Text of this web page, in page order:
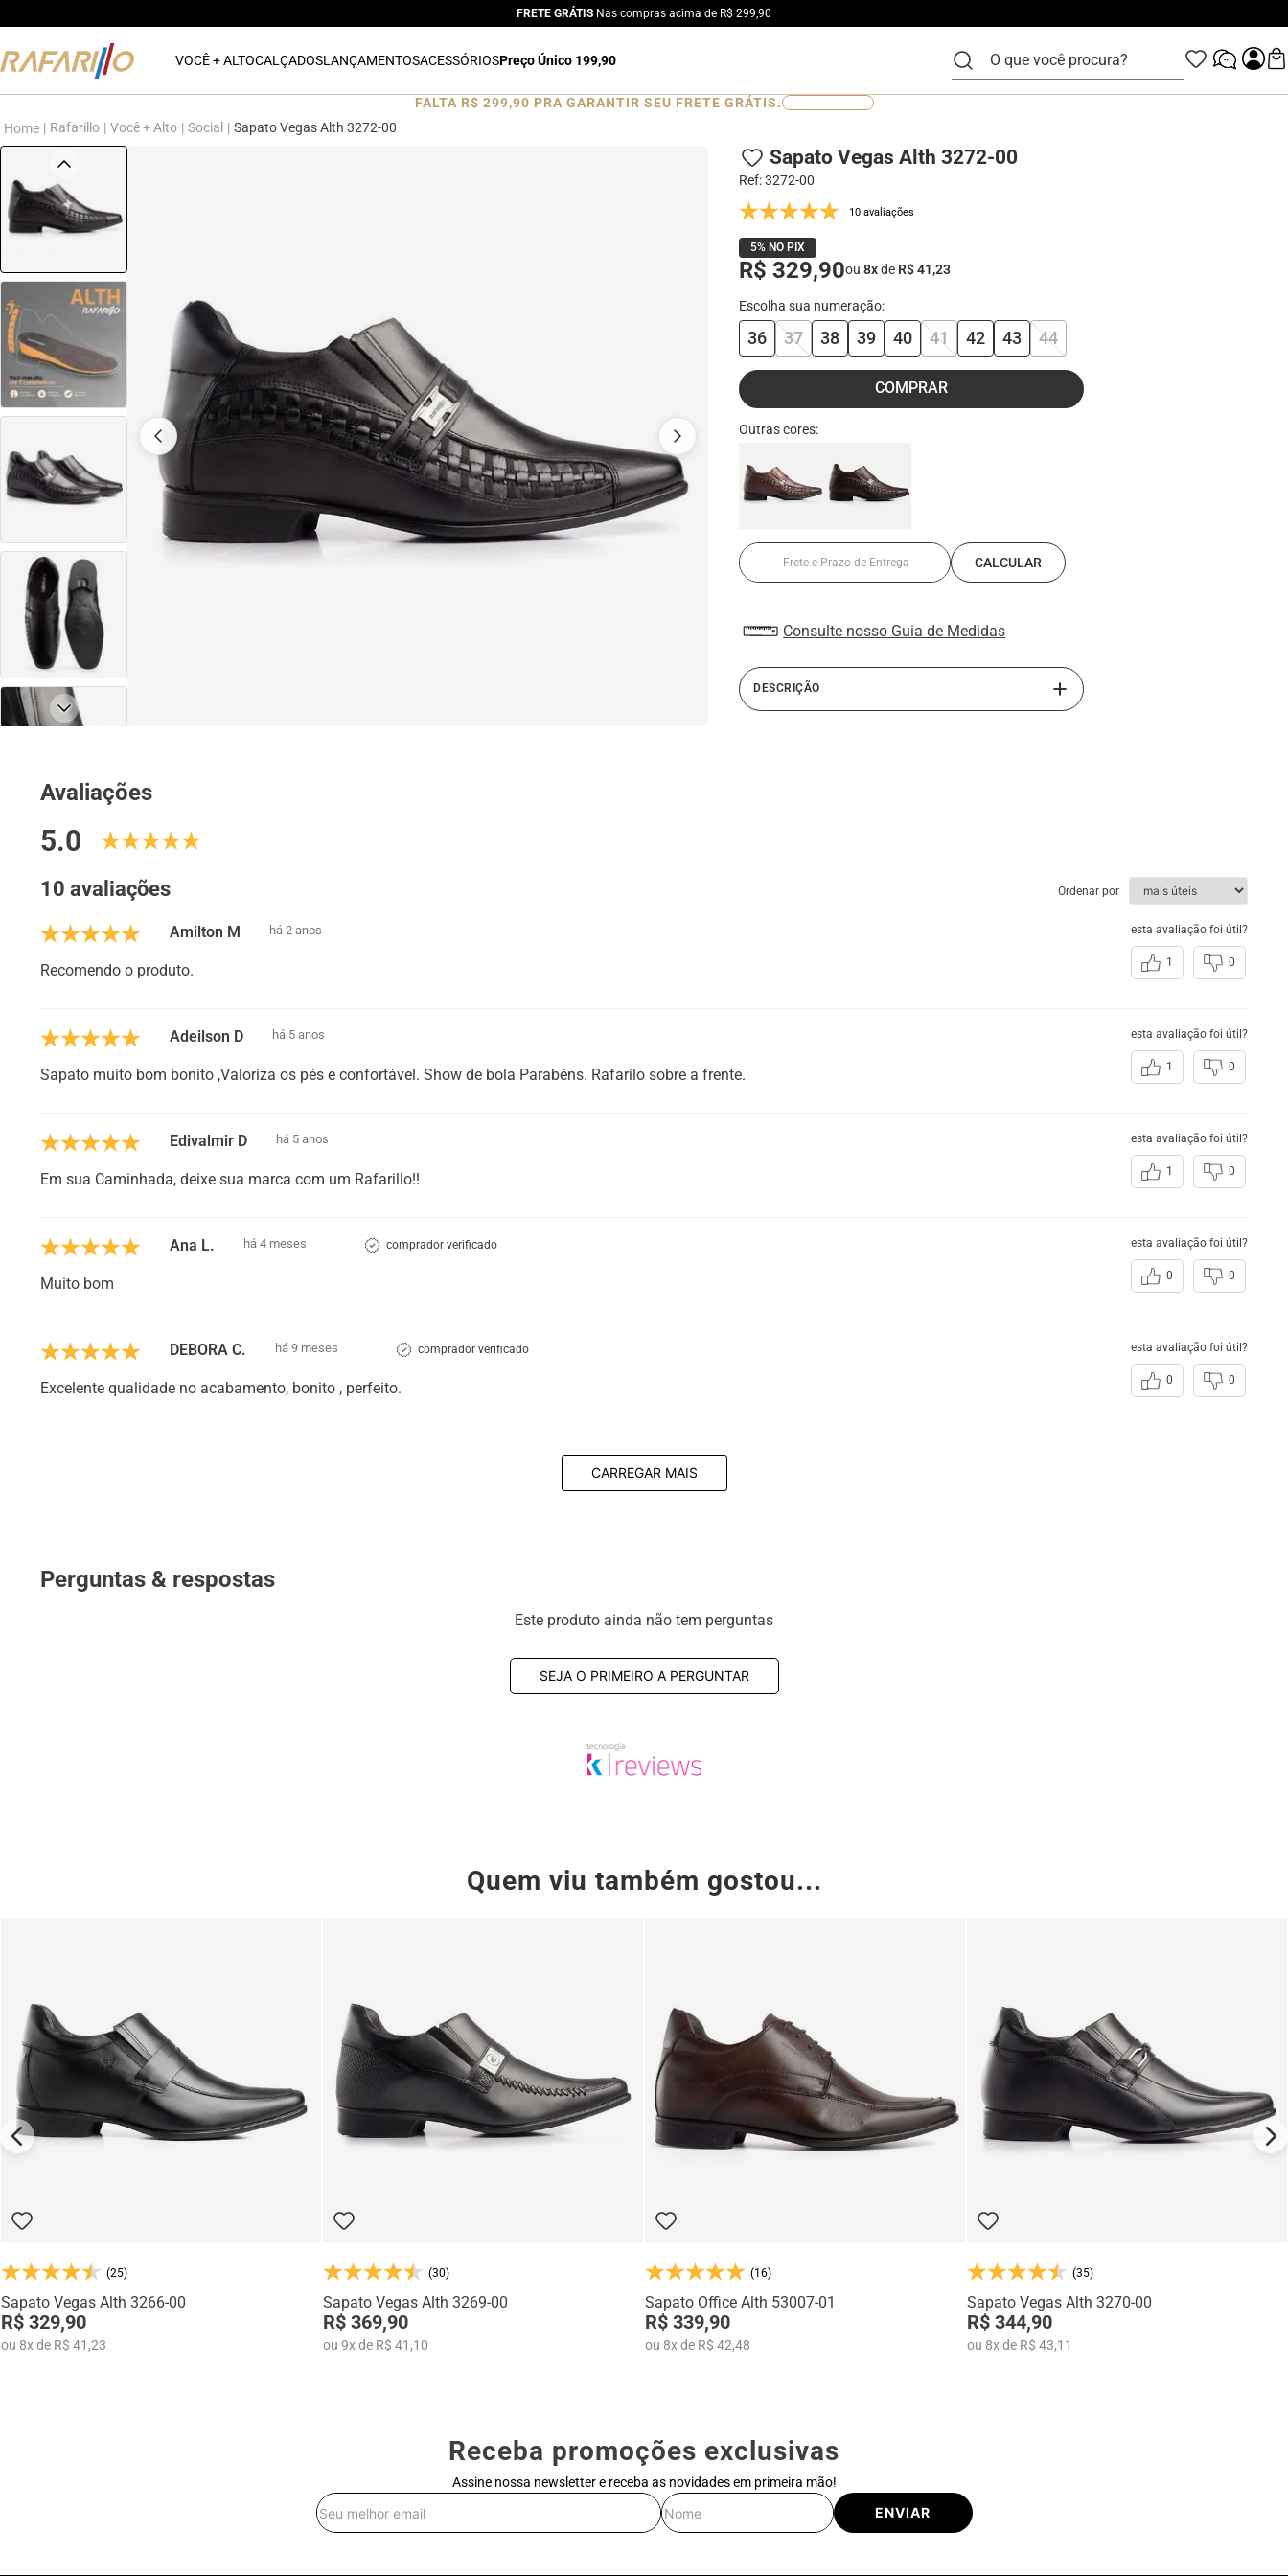
FRETE GRÁTIS Nas compras acima de R$ 299,90
VOCÊ + ALTOCALÇADOSLANÇAMENTOSACESSÓRIOSPreço Único 199,90
O que você procura?
FALTA R$ 299,90 PRA GARANTIR SEU FRETE GRÁTIS. 0
Rafarillo Você + Alto Social Sapato Vegas Alth 3272-00
Sapato Vegas Alth 3272-00
Ref:3272-00
10 avaliações
5% NO PIX
R$ 329,90ou 8x de R$ 41,23
36 37 38 39 40 41 42 43 44
COMPRAR
Consulte nosso Guia de Medidas
DESCRIÇÃO
além de ser totalmente em couro, possui abertura lateral
Solado
Avaliações
5.0
10 avaliações Ordenar por
Amilton M há 2 anos
Recomendo o produto.
esta avaliação foi útil?
1 0
Adeilson D há 5 anos
Sapato muito bom bonito ,Valoriza os pés e confortável. Show de bola Parabéns. Rafarilo sobre a frente.
esta avaliação foi útil?
1 0
Edivalmir D há 5 anos
Em sua Caminhada, deixe sua marca com um Rafarillo!!
esta avaliação foi útil?
1 0
Ana L. há 4 meses comprador verificado
Muito bom
esta avaliação foi útil?
0 0
DEBORA C. há 9 meses comprador verificado
Excelente qualidade no acabamento, bonito , perfeito.
esta avaliação foi útil?
0 0
CARREGAR MAIS
Perguntas & respostas
Este produto ainda não tem perguntas
SEJA O PRIMEIRO A PERGUNTAR
Quem viu também gostou...
(25)
Sapato Vegas Alth 3266-00
R$ 329,90
ou 8xde R$ 41,23
(30)
Sapato Vegas Alth 3269-00
R$ 369,90
ou 9xde R$ 41,10
(16)
Sapato Office Alth 53007-01
R$ 339,90
ou 8xde R$ 42,48
(35)
Sapato Vegas Alth 3270-00
R$ 344,90
ou 8xde R$ 43,11
Receba promoções exclusivas
Assine nossa newsletter e receba as novidades em primeira mão!
ENVIAR